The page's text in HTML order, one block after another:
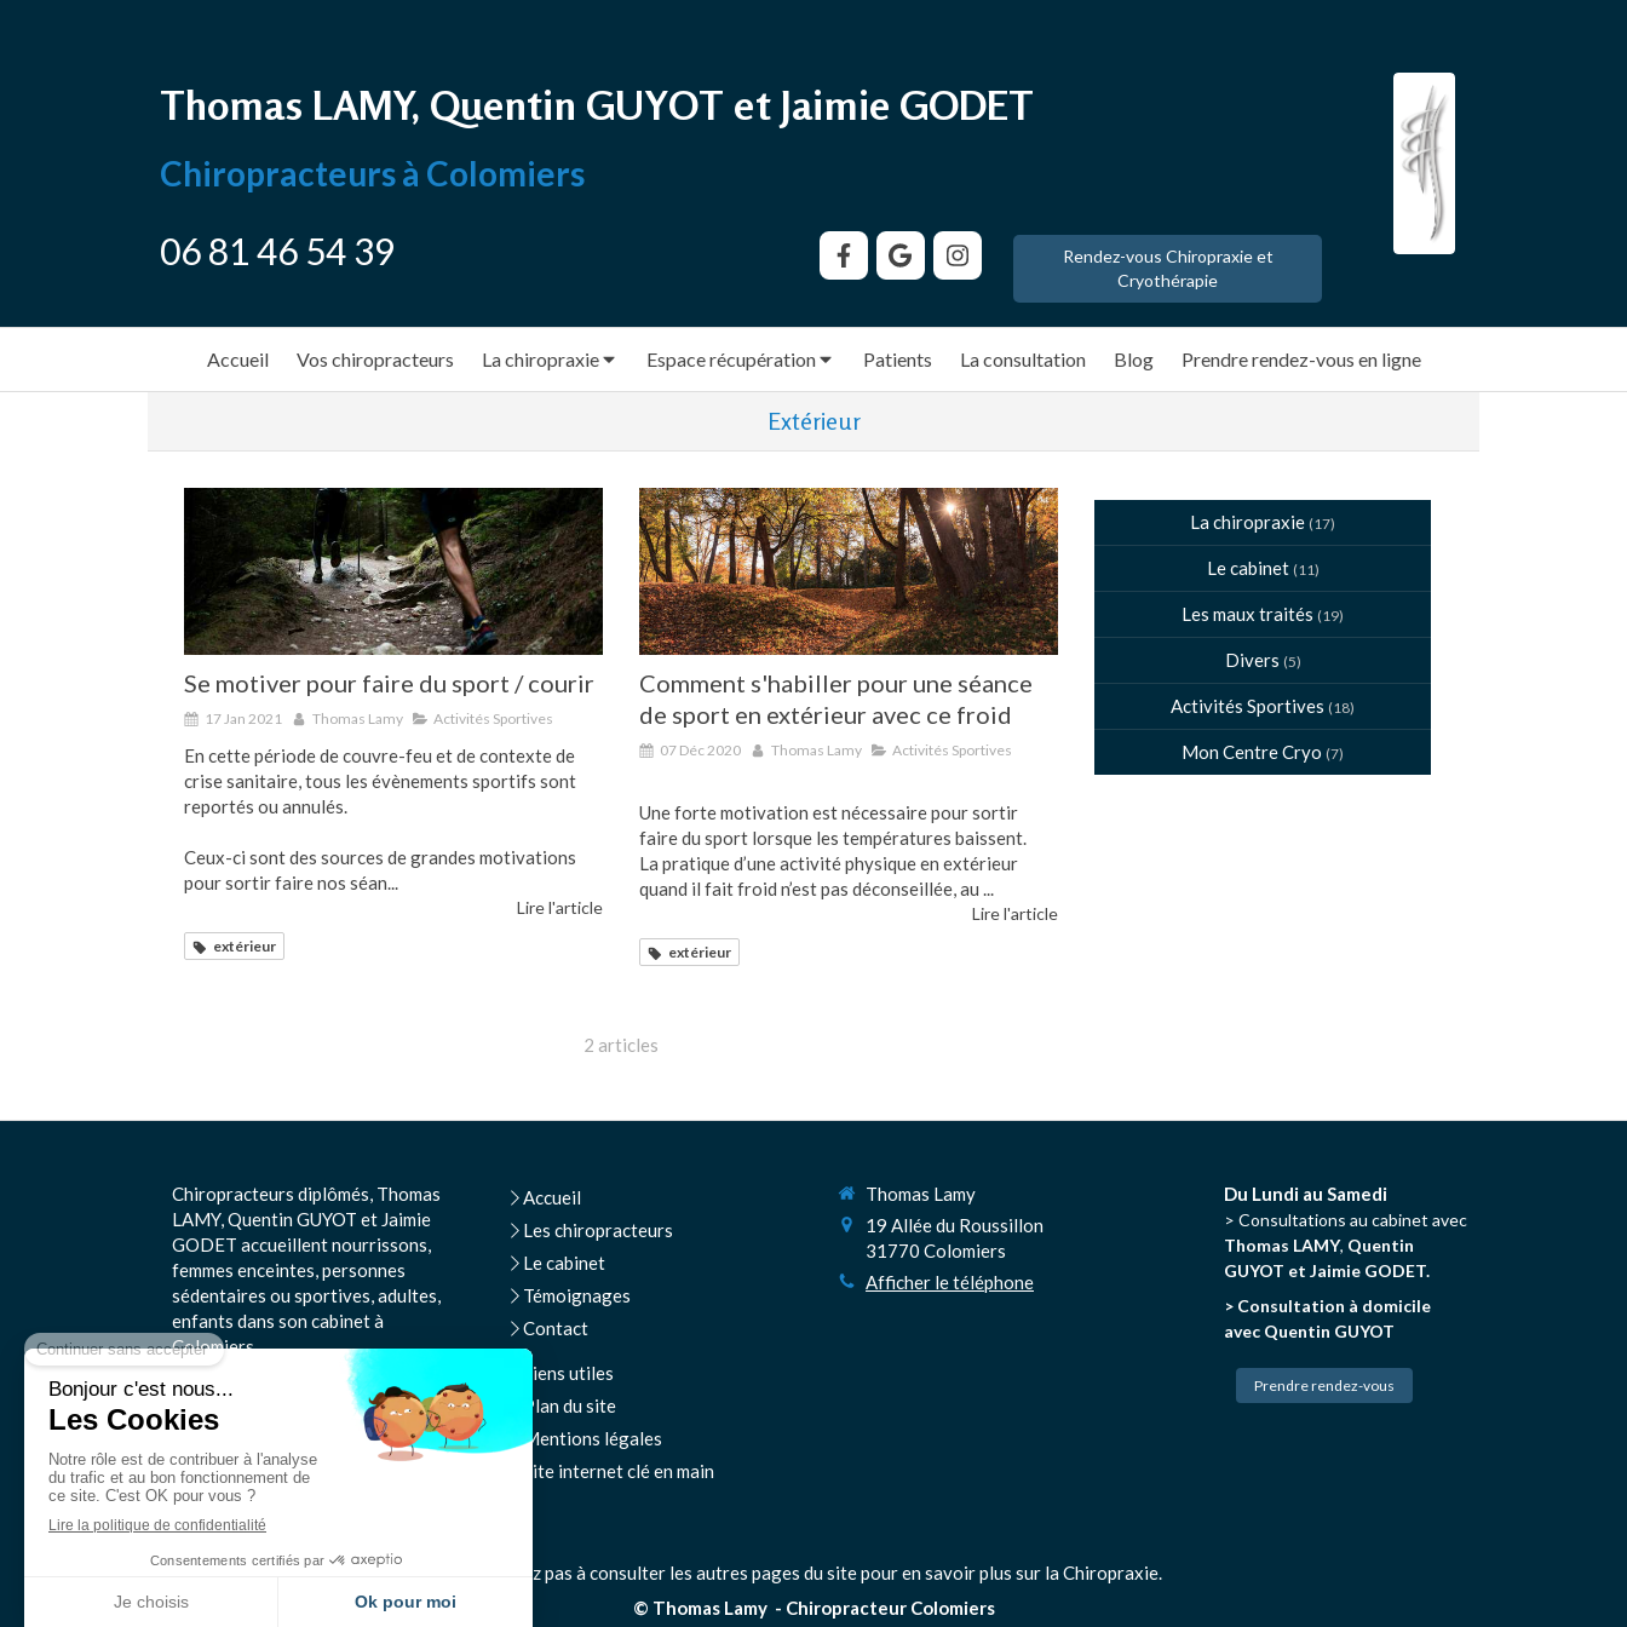
Thomas LAMY, Quentin GUYOT et Jaimie GODET
Chiropracteurs à Colomiers
06 81 46 54 39
Rendez-vous Chiropraxie et
Cryothérapie
Accueil Vos chiropracteurs La chiropraxie Espace récupération Patients La consultation Blog Prendre rendez-vous en ligne
Extérieur
Se motiver pour faire du sport / courir
17 Jan 2021 Thomas Lamy Activités Sportives
En cette période de couvre-feu et de contexte de
crise sanitaire, tous les évènements sportifs sont
reportés ou annulés.
Ceux-ci sont des sources de grandes motivations
pour sortir faire nos séan...
Lire l'article
extérieur
Comment s'habiller pour une séance
de sport en extérieur avec ce froid
07 Déc 2020 Thomas Lamy Activités Sportives
Une forte motivation est nécessaire pour sortir
faire du sport lorsque les températures baissent.
La pratique d’une activité physique en extérieur
quand il fait froid n’est pas déconseillée, au ...
Lire l'article
extérieur
2 articles
La chiropraxie (17)
Le cabinet (11)
Les maux traités (19)
Divers (5)
Activités Sportives (18)
Mon Centre Cryo (7)
Chiropracteurs diplômés, Thomas
LAMY, Quentin GUYOT et Jaimie
GODET accueillent nourrissons,
femmes enceintes, personnes
sédentaires ou sportives, adultes,
enfants dans son cabinet à
Colomiers.
©2022 Thomas Lamy
Accueil
Les chiropracteurs
Le cabinet
Témoignages
Contact
Liens utiles
Plan du site
Mentions légales
Site internet clé en main
Thomas Lamy
19 Allée du Roussillon
31770 Colomiers
Afficher le téléphone
Du Lundi au Samedi
> Consultations au cabinet avec
Thomas LAMY, Quentin
GUYOT et Jaimie GODET.
> Consultation à domicile
avec Quentin GUYOT
Prendre rendez-vous
N'hésitez pas à consulter les autres pages du site pour en savoir plus sur la Chiropraxie.
© Thomas Lamy - Chiropracteur Colomiers